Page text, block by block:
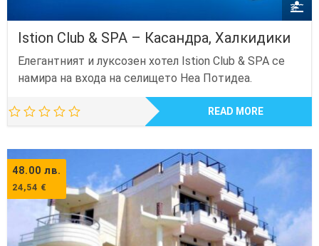
Istion Club & SPA – Касандра, Халкидики
Елегантният и луксозен хотел Istion Club & SPA се
намира на входа на селището Неа Потидеа.
READ MORE
48.00 лв.
24,54 €